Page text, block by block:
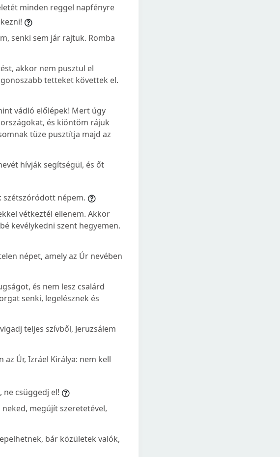
minden reggel napfényre
senki sem jár rajtuk. Romba
akkor nem pusztul el
tetteket követtek el.
vádló előlépek! Mert úgy
és kiöntöm rájuk
tüze pusztítja majd az
hívják segítségül, és őt
népem.
vétkeztél ellenem. Akkor
kevélykedni szent hegyemen.
népet, amely az Úr nevében
és nem lesz csalárd
senki, legelésznek és
teljes szívből, Jeruzsálem
Úr, Izráel Királya: nem kell
ne csüggedj el!
neked, megújít szeretetével,
bár közületek valók,